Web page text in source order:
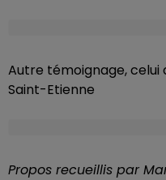
Autre témoignage,
Saint-Etienne
Propos recueillis par